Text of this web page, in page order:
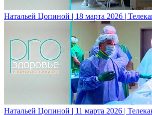
Натальей Цопиной | 18 марта 2026 |
Натальей Цопиной | 11 марта 2026 |